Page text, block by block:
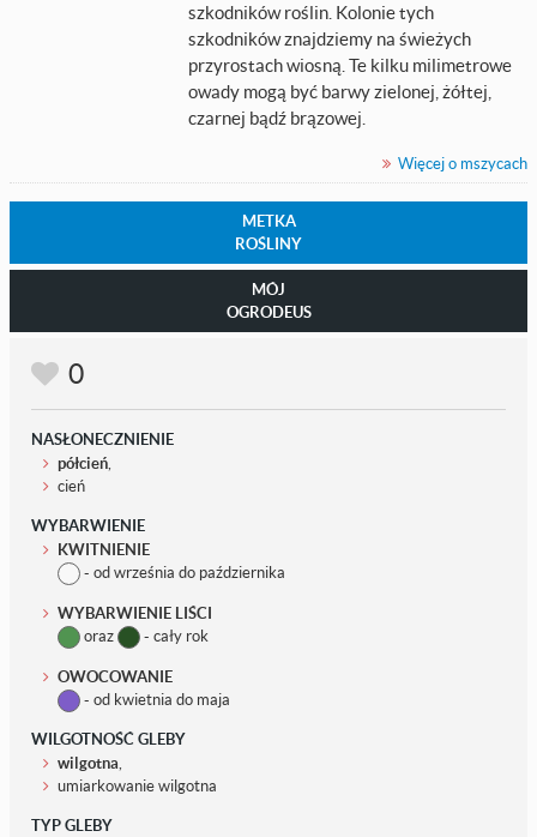
szkodników roślin. Kolonie tych
szkodników znajdziemy na świeżych
przyrostach wiosną. Te kilku milimetrowe
owady mogą być barwy zielonej, żółtej,
czarnej bądź brązowej.
Więcej o mszycach
METKA
ROŚLINY
MÓJ
OGRODEUS
0
NASŁONECZNIENIE
półcień,
cień
WYBARWIENIE
KWITNIENIE
- od września do października
WYBARWIENIE LIŚCI
oraz
- cały rok
OWOCOWANIE
- od kwietnia do maja
WILGOTNOŚĆ GLEBY
wilgotna,
umiarkowanie wilgotna
TYP GLEBY